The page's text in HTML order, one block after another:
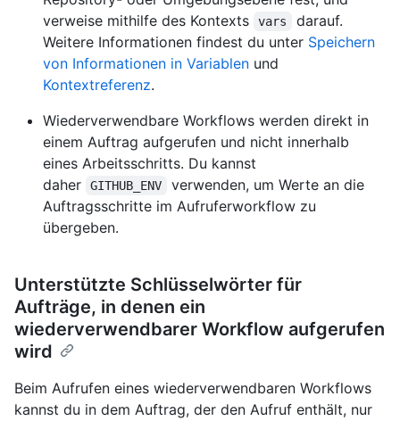
verweise mithilfe des Kontexts
vars
darauf.
Weitere Informationen findest du unter Speichern
von Informationen in Variablen und
Kontextreferenz.
Wiederverwendbare Workflows werden direkt in
einem Auftrag aufgerufen und nicht innerhalb
eines Arbeitsschritts. Du kannst
daher
GITHUB_ENV
verwenden, um Werte an die
Auftragsschritte im Aufruferworkflow zu
übergeben.
Unterstützte Schlüsselwörter für
Aufträge, in denen ein
wiederverwendbarer Workflow aufgerufen
wird
Beim Aufrufen eines wiederverwendbaren Workflows
kannst du in dem Auftrag, der den Aufruf enthält, nur